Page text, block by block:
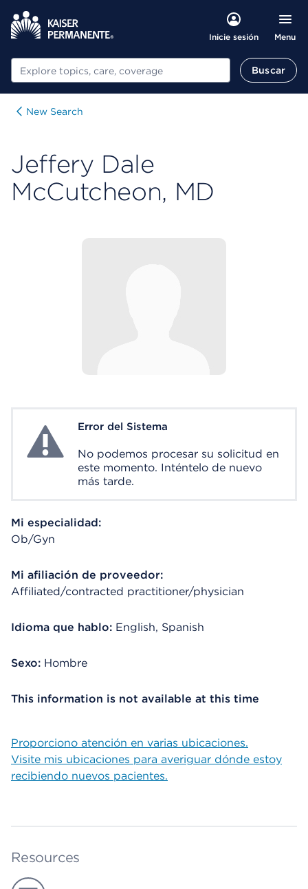
Inicie sesión Menu
Buscar Buscar
New Search
Jeffery Dale
McCutcheon, MD
System ErrorError del Sistema
No podemos procesar su solicitud en
este momento. Inténtelo de nuevo
más tarde.
Mi especialidad:
Ob/Gyn
Mi afiliación de proveedor:
Affiliated/contracted practitioner/physician
Idioma que hablo: English, Spanish
Sexo: Hombre
This information is not available at this time
Proporciono atención en varias ubicaciones.
Visite mis ubicaciones para averiguar dónde estoy
recibiendo nuevos pacientes.
Resources